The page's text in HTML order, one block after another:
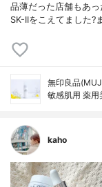
品薄だった店舗もあ
SK-IIをこえてました?
無印良品
敏感肌用 薬用
kaho